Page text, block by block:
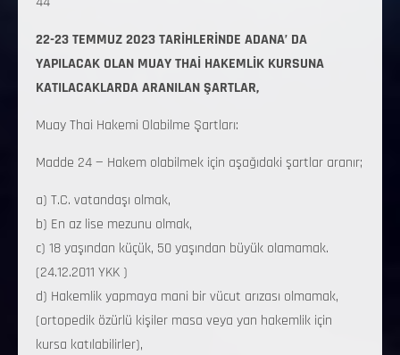
22-23 TEMMUZ 2023 TARİHLERİNDE ADANA’ DA
YAPILACAK OLAN MUAY THAİ HAKEMLİK KURSUNA
KATILACAKLARDA ARANILAN ŞARTLAR,
Muay Thai Hakemi Olabilme Şartları:
Madde 24 — Hakem olabilmek için aşağıdaki şartlar aranır;
a) T.C. vatandaşı olmak,
b) En az lise mezunu olmak,
c) 18 yaşından küçük, 50 yaşından büyük olamamak.
(24.12.2011 YKK )
d) Hakemlik yapmaya mani bir vücut arızası olmamak,
(ortopedik özürlü kişiler masa veya yan hakemlik için
kursa katılabilirler),